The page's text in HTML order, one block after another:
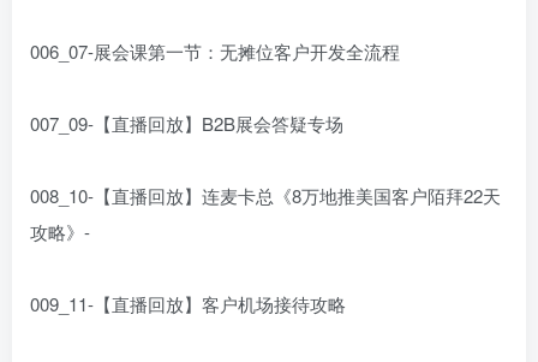
006_07-展会课第一节：无摊位客户开发全流程
007_09-【直播回放】B2B展会答疑专场
008_10-【直播回放】连麦卡总《8万地推美国客户陌拜22天
攻略》-
009_11-【直播回放】客户机场接待攻略